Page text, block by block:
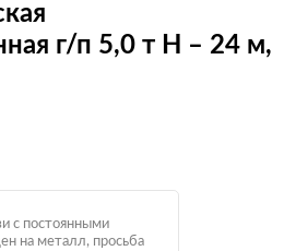
г/п 5,0 т Н – 24 м,
с постоянными
на металл, просьба